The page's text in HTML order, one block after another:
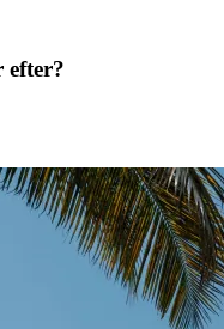
efter?